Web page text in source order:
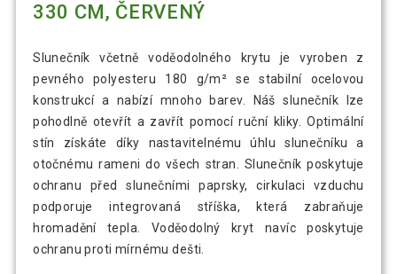
330 CM, ČERVENÝ
Slunečník včetně voděodolného krytu je vyroben z
pevného polyesteru 180 g/m² se stabilní ocelovou
konstrukcí a nabízí mnoho barev. Náš slunečník lze
pohodlně otevřít a zavřít pomocí ruční kliky. Optimální
stín získáte díky nastavitelnému úhlu slunečníku a
otočnému rameni do všech stran. Slunečník poskytuje
ochranu před slunečními paprsky, cirkulaci vzduchu
podporuje integrovaná stříška, která zabraňuje
hromadění tepla. Voděodolný kryt navíc poskytuje
ochranu proti mírnému dešti.